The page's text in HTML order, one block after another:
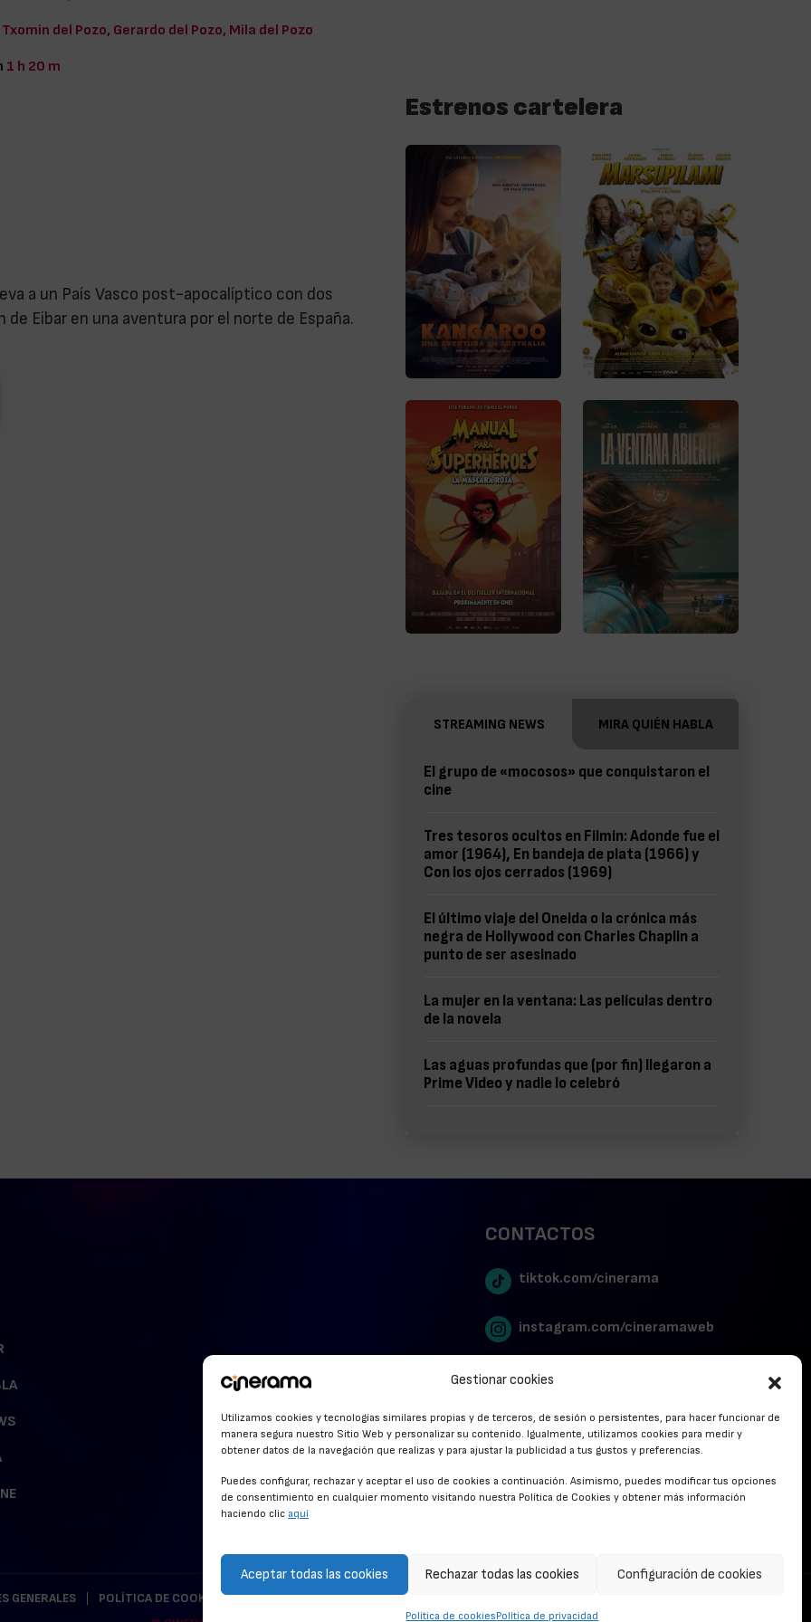
Gestionar cookies
Utilizamos cookies y tecnologías similares propias y de terceros, de sesión o persistentes, para hacer funcionar de
manera segura nuestro Sitio Web y personalizar su contenido. Igualmente, utilizamos cookies para medir y
obtener datos de la navegación que realizas y para ajustar la publicidad a tus gustos y preferencias.
Puedes configurar, rechazar y aceptar el uso de cookies a continuación. Asimismo, puedes modificar tus opciones
de consentimiento en cualquier momento visitando nuestra Política de Cookies y obtener más información
haciendo clic aquí
Aceptar todas las cookies Rechazar todas las cookies Configuración de cookies
Política de cookiesPolítica de privacidad
Txomin del Pozo, Gerardo del Pozo, Mila del Pozo
1 h 20 m
a un País Vasco post-apocalíptico con dos
Eibar en una aventura por el norte de España.
Estrenos cartelera
STREAMING NEWS MIRA QUIÉN HABLA
El grupo de «mocosos» que conquistaron el
cine
Tres tesoros ocultos en Filmin: Adonde fue el
amor (1964), En bandeja de plata (1966) y
Con los ojos cerrados (1969)
El último viaje del Oneida o la crónica más
negra de Hollywood con Charles Chaplin a
punto de ser asesinado
La mujer en la ventana: Las películas dentro
de la novela
Las aguas profundas que (por fin) llegaron a
Prime Video y nadie lo celebró
CONTACTOS
tiktok.com/cinerama
instagram.com/cineramaweb
twitter.com/cinerames
Youtube Canal Cinerama
GENERALES POLÍTICA DE COOKIES POLÍTICA DE PRIVACIDAD